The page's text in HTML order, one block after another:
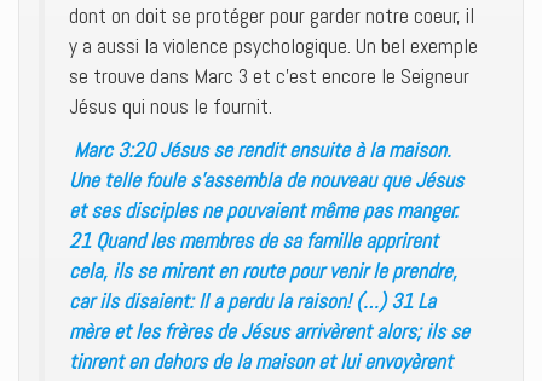
dont on doit se protéger pour garder notre coeur, il
y a aussi la violence psychologique. Un bel exemple
se trouve dans Marc 3 et c’est encore le Seigneur
Jésus qui nous le fournit.
Marc 3:20 Jésus se rendit ensuite à la maison.
Une telle foule s’assembla de nouveau que Jésus
et ses disciples ne pouvaient même pas manger.
21 Quand les membres de sa famille apprirent
cela, ils se mirent en route pour venir le prendre,
car ils disaient: Il a perdu la raison! (…) 31 La
mère et les frères de Jésus arrivèrent alors; ils se
tinrent en dehors de la maison et lui envoyèrent